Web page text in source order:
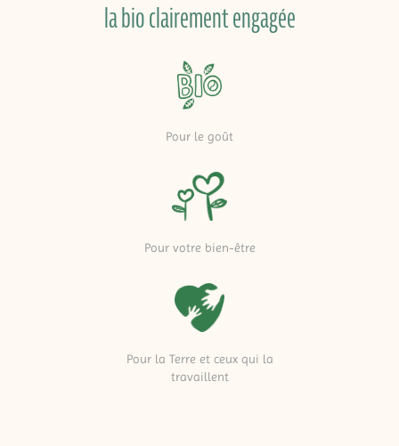
la bio clairement engagée
Pour le goût
Pour votre bien-être
Pour la Terre et ceux qui la
travaillent